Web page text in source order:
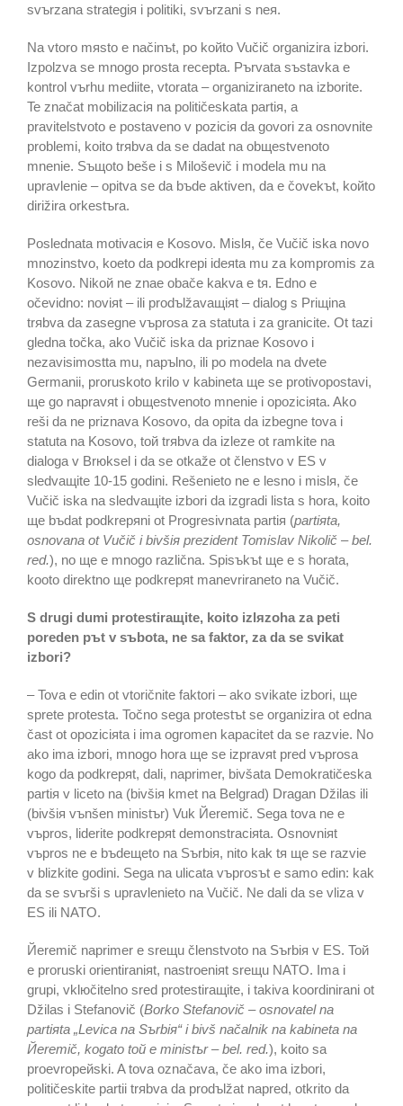
svъrzana strategiя i politiki, svъrzani s neя.
Na vtoro mяsto e načinъt, po koйto Vučič organizira izbori.
Izpolzva se mnogo prosta recepta. Pъrvata sъstavka e
kontrol vъrhu mediite, vtorata – organiziraneto na izborite.
Te značat mobilizaciя na političeskata partiя, a
pravitelstvoto e postaveno v poziciя da govori za osnovnite
problemi, koito trяbva da se dadat na obщestvenoto
mnenie. Sъщoto beše i s Miloševič i modela mu na
upravlenie – opitva se da bъde aktiven, da e čovekъt, koйto
dirižira orkestъra.
Poslednata motivaciя e Kosovo. Mislя, če Vučič iska novo
mnozinstvo, koeto da podkrepi ideяta mu za kompromis za
Kosovo. Nikoй ne znae obače kakva e tя. Edno e
očevidno: noviяt – ili prodъlžavaщiяt – dialog s Priщina
trяbva da zasegne vъprosa za statuta i za granicite. Ot tazi
gledna točka, ako Vučič iska da priznae Kosovo i
nezavisimostta mu, napъlno, ili po modela na dvete
Germanii, proruskoto krilo v kabineta щe se protivopostavi,
щe go napravяt i obщestvenoto mnenie i opoziciяta. Ako
reši da ne priznava Kosovo, da opita da izbegne tova i
statuta na Kosovo, toй trяbva da izleze ot ramkite na
dialoga v Brюksel i da se otkaže ot členstvo v ES v
sledvaщite 10-15 godini. Rešenieto ne e lesno i mislя, če
Vučič iska na sledvaщite izbori da izgradi lista s hora, koito
щe bъdat podkrepяni ot Progresivnata partiя (partiяta,
osnovana ot Vučič i bivšiя prezident Tomislav Nikolič – bel.
red.), no щe e mnogo različna. Spisъkъt щe e s horata,
kooto direktno щe podkrepяt manevriraneto na Vučič.
S drugi dumi protestiraщite, koito izlяzoha za peti
poreden pъt v sъbota, ne sa faktor, za da se svikat
izbori?
– Tova e edin ot vtoričnite faktori – ako svikate izbori, щe
sprete protesta. Točno sega protestъt se organizira ot edna
čast ot opoziciяta i ima ogromen kapacitet da se razvie. No
ako ima izbori, mnogo hora щe se izpravяt pred vъprosa
kogo da podkrepяt, dali, naprimer, bivšata Demokratičeska
partiя v liceto na (bivšiя kmet na Belgrad) Dragan Džilas ili
(bivšiя vъnšen ministъr) Vuk Йeremič. Sega tova ne e
vъpros, liderite podkrepяt demonstraciяta. Osnovniяt
vъpros ne e bъdeщeto na Sъrbiя, nito kak tя щe se razvie
v blizkite godini. Sega na ulicata vъprosъt e samo edin: kak
da se svъrši s upravlenieto na Vučič. Ne dali da se vliza v
ES ili NATO.
Йeremič naprimer e sreщu členstvoto na Sъrbiя v ES. Toй
e proruski orientiraniяt, nastroeniяt sreщu NATO. Ima i
grupi, vklюčitelno sred protestiraщite, i takiva koordinirani ot
Džilas i Stefanovič (Borko Stefanovič – osnovatel na
partiяta „Levica na Sъrbiя“ i bivš načalnik na kabineta na
Йeremič, kogato toй e ministъr – bel. red.), koito sa
proevropeйski. A tova označava, če ako ima izbori,
političeskite partii trяbva da prodъlžat napred, otkrito da